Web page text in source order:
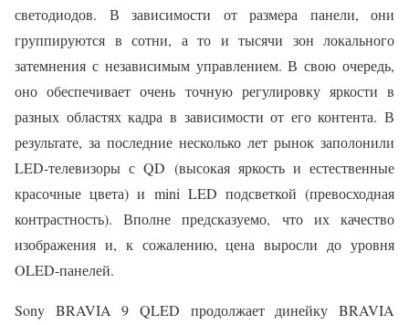
светодиодов. В зависимости от размера панели, они
группируются в сотни, а то и тысячи зон локального
затемнения с независимым управлением. В свою очередь,
оно обеспечивает очень точную регулировку яркости в
разных областях кадра в зависимости от его контента. В
результате, за последние несколько лет рынок заполонили
LED-телевизоры с QD (высокая яркость и естественные
красочные цвета) и mini LED подсветкой (превосходная
контрастность). Вполне предсказуемо, что их качество
изображения и, к сожалению, цена выросли до уровня
OLED-панелей.
Sony BRAVIA 9 QLED продолжает динейку BRAVIA